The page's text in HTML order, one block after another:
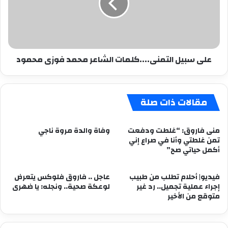
على سبيل التمنى....كلمات الشاعر محمد فوزى محمود
مقالات ذات صلة
منى فاروق: “غلطت ودفعت
تمن غلطتي وأنا في صراع إني
أكمل حياتي صح”
وفاة والدة مروة ناجي
فيديو| أحلام تطلب من طبيب
إجراء عملية تجميل.. رد غير
متوقع من الأخير
عاجل .. فاروق فلوكس يتعرض
لوعكة صحية.. ونجله: يا ضهرى